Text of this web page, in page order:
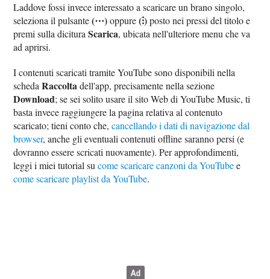
Laddove fossi invece interessato a scaricare un brano singolo,
seleziona il pulsante(⋯)oppure(⁝)posto nei pressi del titolo e
premi sulla dicituraScarica, ubicata nell'ulteriore menu che va
ad aprirsi.
I contenuti scaricati tramite YouTube sono disponibili nella
schedaRaccoltadell'app, precisamente nella sezione
Download; se sei solito usare il sito Web di YouTube Music, ti
basta invece raggiungere la pagina relativa al contenuto
scaricato; tieni conto che,cancellando i dati di navigazione dal
browser, anche gli eventuali contenuti offline saranno persi (e
dovranno essere scricati nuovamente). Per approfondimenti,
leggi i miei tutorial sucome scaricare canzoni da YouTubee
come scaricare playlist da YouTube.